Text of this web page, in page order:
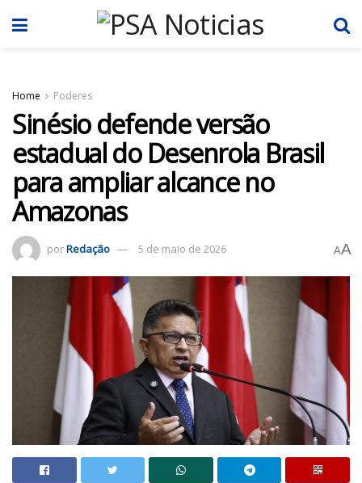
Home Poderes
Sinésio defende versão
estadual do Desenrola Brasil
para ampliar alcance no
Amazonas
porRedação 5 de maio de 2026 AA